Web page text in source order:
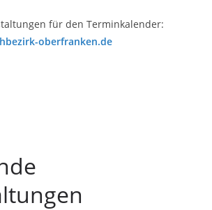
für den Terminkalender:
oberfranken.de